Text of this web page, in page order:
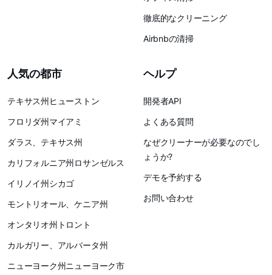
徹底的なクリーニング
Airbnbの清掃
人気の都市
テキサス州ヒューストン
フロリダ州マイアミ
ダラス、テキサス州
カリフォルニア州ロサンゼルス
イリノイ州シカゴ
モントリオール、ケニア州
オンタリオ州トロント
カルガリー、アルバータ州
ニューヨーク州ニューヨーク市
ヘルプ
開発者API
よくある質問
なぜクリーナーが必要なのでし
ょうか?
デモを予約する
お問い合わせ